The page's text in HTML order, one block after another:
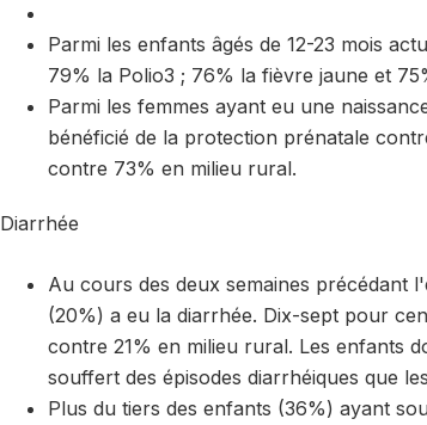
Parmi les enfants âgés de 12-23 mois
79% la Polio3 ; 76% la fièvre jaune et
Parmi les femmes ayant eu une
bénéficié de la protection prénatale
contre 73% en milieu rural.
Diarrhée
Au cours des deux semaines précédant
(20%) a eu la diarrhée. Dix-sept pour
contre 21% en milieu rural. Les enfants
souffert des épisodes diarrhéiques que
Plus du tiers des enfants (36%) ayant